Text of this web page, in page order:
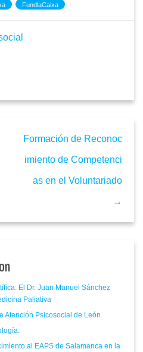
FundlaCaixa
Formación de Reconoc
imiento de Competenci
as en el Voluntariado
→
El Dr. Juan Manuel Sánchez
Paliativa
Atención Psicosocial de León
al EAPS de Salamanca en la